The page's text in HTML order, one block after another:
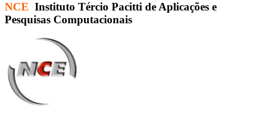
NCE Instituto Tércio Pacitti de Aplicações e
Pesquisas Computacionais